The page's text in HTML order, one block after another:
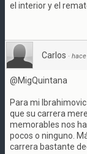
el interior y el
Carlos ·
@MigQuintana
Para mi
que su carrera
memorables nos
pocos o ninguno.
carrera bastante